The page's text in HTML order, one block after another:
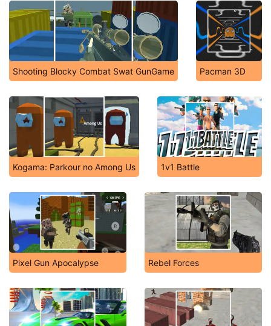
Shooting Blocky Combat Swat GunGame Pacman 3D
Kogama: Parkour no Among Us 1v1 Battle
Pixel Gun Apocalypse Rebel Forces